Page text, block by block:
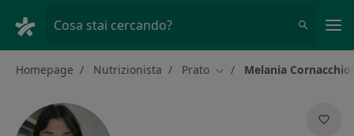
Cosa stai cercando?
Homepage Nutrizionista Prato Cambia città
Melania